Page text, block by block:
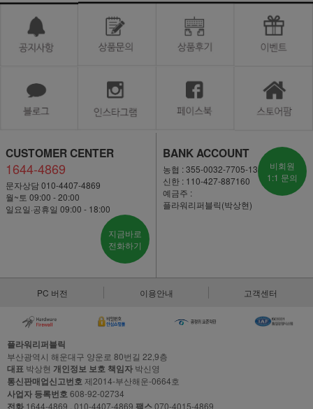
CUSTOMER CENTER
1644-4869
문자상담 010-4407-4869
월~토 09:00 - 20:00
일요일·공휴일 09:00 - 18:00
지금바로
전화하기
BANK ACCOUNT
농협 : 355-0032-7705-13
신한 : 110-427-887160
예금주 :
플라워리퍼블릭(박상현)
비회원
1:1 문의
PC 버전 이용안내 고객센터
플라워리퍼블릭
부산광역시 해운대구 양운로 80번길 22,9층
대표 박상현 개인정보 보호 책임자 박신영
통신판매업신고번호 제2014-부산해운-0664호
사업자 등록번호 608-92-02734
전화 1644-4869 , 010-4407-4869 팩스070-4015-4869